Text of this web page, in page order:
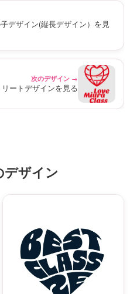
デザイン(縦長デザイン）を見
次のデザイン →
ートデザインを見る
デザイン